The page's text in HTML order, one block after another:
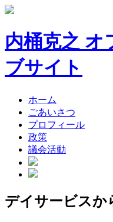
内桶克之 オ
ブサイト
ホーム
ごあいさつ
プロフィール
政策
議会活動
デイサービスか